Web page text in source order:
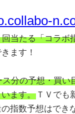
当たる「コラボ
ます！
ス分の予想・買い
ます。 ＴＶでも
指数予想はでき